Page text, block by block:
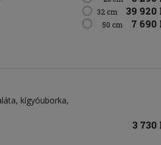
32 cm 39 920
50 cm 7 690
kígyóuborka
3 730